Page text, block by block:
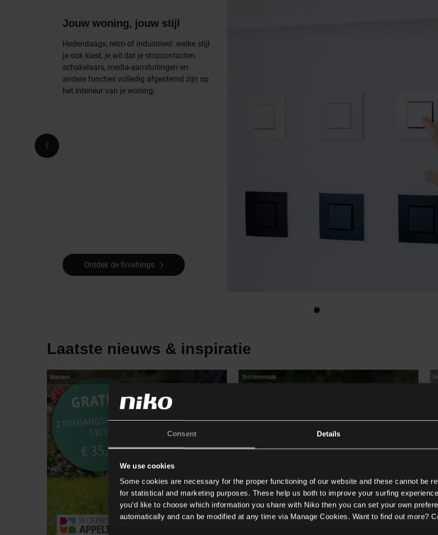
Consent Details
We use cookies
Some cookies are necessary for the proper functioning of our website and these cannot be
for statistical and marketing purposes. These help us both to improve your surfing
you’d like to choose which information you share with Niko then you can set your own
automatically and can be modified at any time via Manage Cookies. Want to find out more?
Jouw woning, jouw stijl
Hedendaags, retro of industrieel: welke stijl
je ook kiest, je wil dat je stopcontacten,
schakelaars, media-aansluitingen en
andere functies volledig afgestemd zijn op
het interieur van je woning.
Ontdek de finishings
Laatste nieuws & inspiratie
Nieuws Testimonials